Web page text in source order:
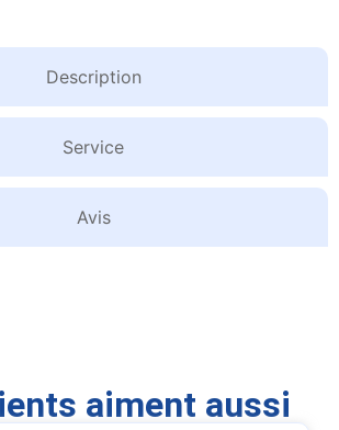
Description
Service
Avis
aiment aussi